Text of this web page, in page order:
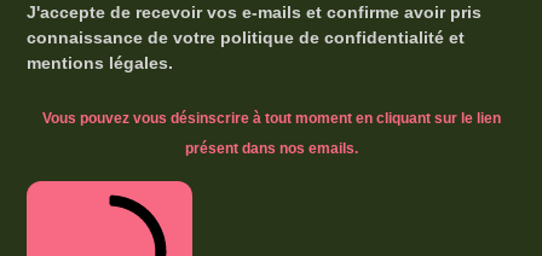
J'accepte de recevoir vos e-mails et confirme avoir pris
connaissance de votre politique de confidentialité et
mentions légales.
Vous pouvez vous désinscrire à tout moment en cliquant sur le lien
présent dans nos emails.